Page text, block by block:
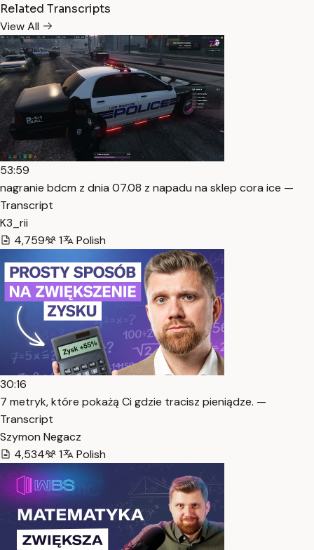
Related Transcripts
View All
53:59
nagranie bdcm z dnia 07.08 z napadu na sklep cora ice —
Transcript
K3_rii
4,759
1 Polish
30:16
7 metryk, które pokażą Ci gdzie tracisz pieniądze. —
Transcript
Szymon Negacz
4,534
1 Polish